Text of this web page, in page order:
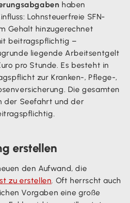
haben
Lohnsteuerfreie SFN-
Gehalt hinzugerechnet
beitragspflichtig –
liegende Arbeitsentgelt
pro Stunde. Es besteht in
zur Kranken-, Pflege-,
Die gesamten
der Seefahrt und der
erstellen
den Aufwand, die
zu erstellen. Oft herrscht auch
Vorgaben eine große